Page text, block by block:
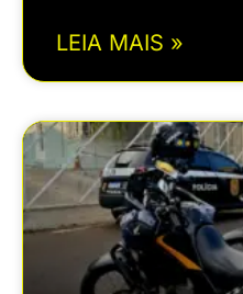
LEIA MAIS »